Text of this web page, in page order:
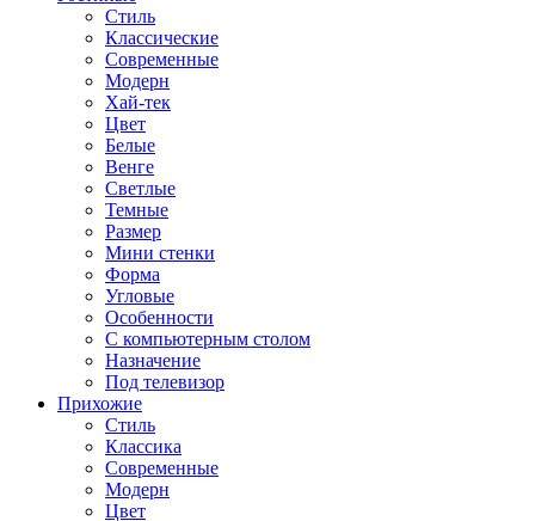
Стиль
Классические
Современные
Модерн
Хай-тек
Цвет
Белые
Венге
Светлые
Темные
Размер
Мини стенки
Форма
Угловые
Особенности
С компьютерным столом
Назначение
Под телевизор
Прихожие
Стиль
Классика
Современные
Модерн
Цвет